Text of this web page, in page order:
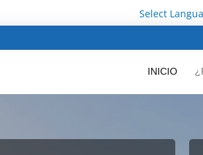
Select
INICIO